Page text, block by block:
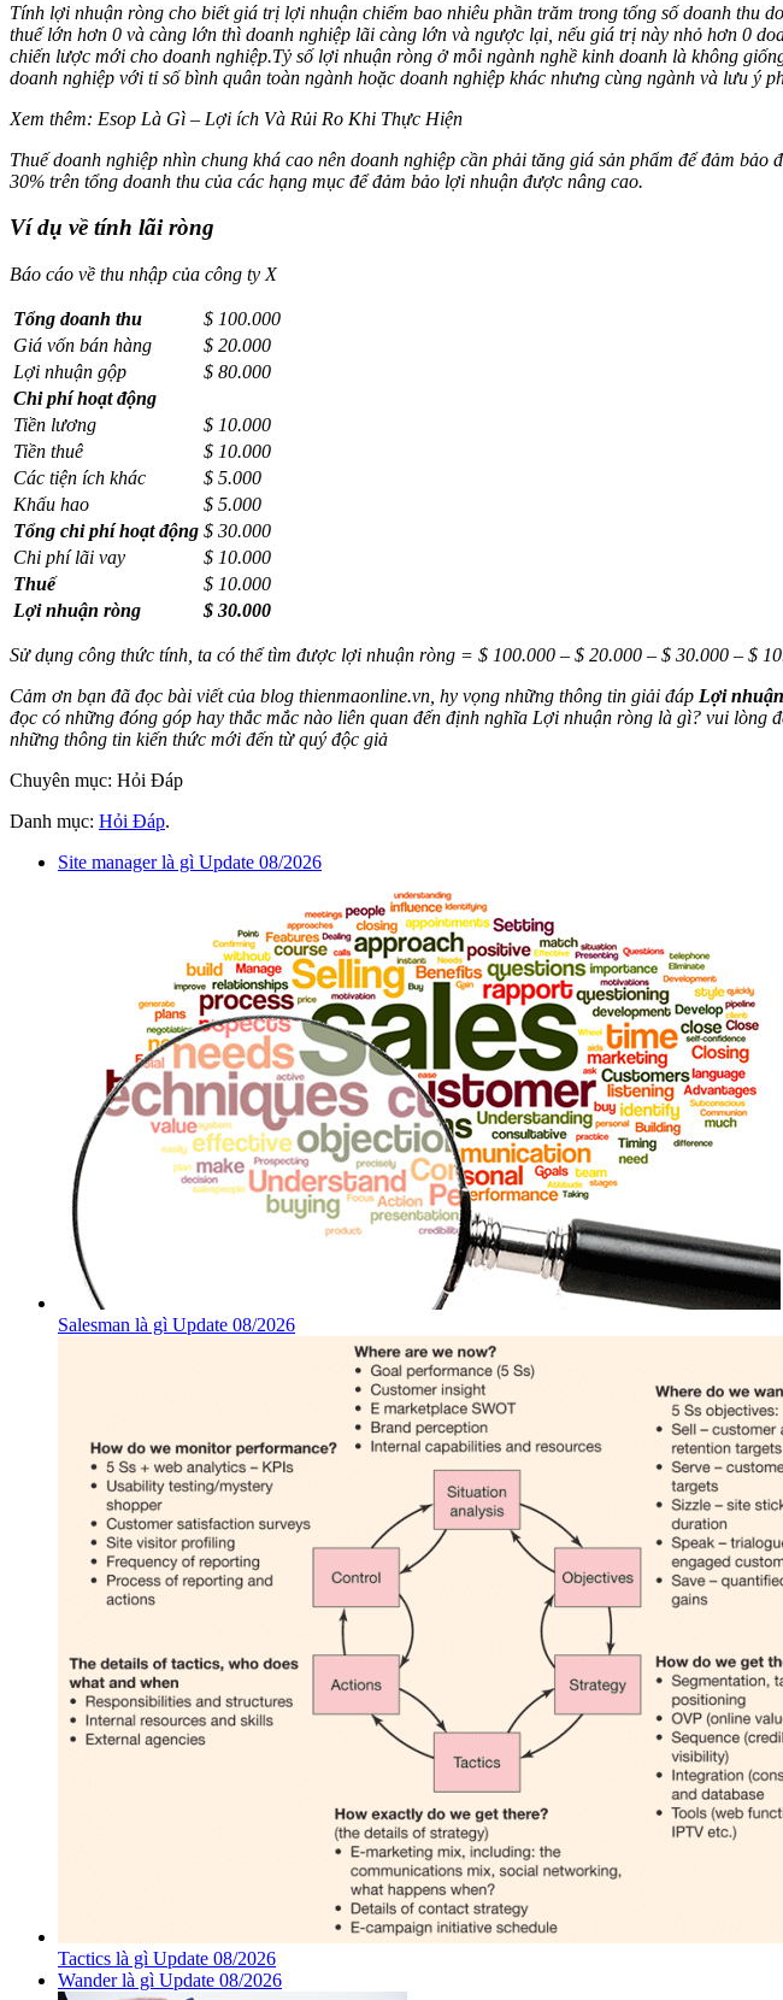
Tính lợi nhuận ròng cho biết giá trị lợi nhuận chiếm bao nhiêu phần trăm trong tổng số doanh thu
thuế lớn hơn 0 và càng lớn thì doanh nghiệp lãi càng lớn và ngược lại, nếu giá trị này nhỏ hơn 0
chiến lược mới cho doanh nghiệp.Tỷ số lợi nhuận ròng ở mỗi ngành nghề kinh doanh là không
doanh nghiệp với tỉ số bình quân toàn ngành hoặc doanh nghiệp khác nhưng cùng ngành và lưu ý
Xem thêm: Esop Là Gì – Lợi ích Và Rủi Ro Khi Thực Hiện
Thuế doanh nghiệp nhìn chung khá cao nên doanh nghiệp cần phải tăng giá sản phẩm để đảm
30% trên tổng doanh thu của các hạng mục để đảm bảo lợi nhuận được nâng cao.
Ví dụ về tính lãi ròng
Báo cáo về thu nhập của công ty X
Tổng doanh thu
$ 100.000
Giá vốn bán hàng
$ 20.000
Lợi nhuận gộp
$ 80.000
Chi phí hoạt động
Tiền lương
$ 10.000
Tiền thuê
$ 10.000
Các tiện ích khác
$ 5.000
Khấu hao
$ 5.000
Tổng chi phí hoạt động $ 30.000
Chi phí lãi vay
$ 10.000
Thuế
$ 10.000
Lợi nhuận ròng
$ 30.000
Sử dụng công thức tính, ta có thể tìm được lợi nhuận ròng = $ 100.000 – $ 20.000 – $ 30.000 – $
Cảm ơn bạn đã đọc bài viết của blog thienmaonline.vn, hy vọng những thông tin giải đáp Lợi
đọc có những đóng góp hay thắc mắc nào liên quan đến định nghĩa Lợi nhuận ròng là gì? vui
những thông tin kiến thức mới đến từ quý độc giả
Chuyên mục: Hỏi Đáp
Danh mục: Hỏi Đáp.
Site manager là gì Update 08/2026
Salesman là gì Update 08/2026
Tactics là gì Update 08/2026
Wander là gì Update 08/2026